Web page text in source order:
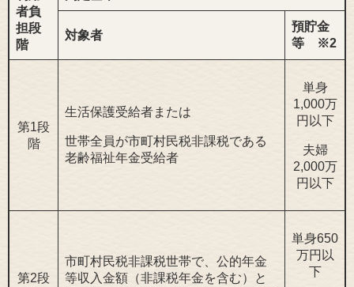
者負
担段
階
対象者
預貯金
等
※2
第1段
階
生活保護受給者または
世帯全員が市町村民税非課税である
老齢福祉年金受給者
単身
1,000万
円以下
夫婦
2,000万
円以下
第2段
市町村民税非課税世帯で、公的年金
等収入金額（非課税年金を含む）と
単身650
万円以
下